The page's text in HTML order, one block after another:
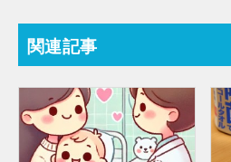
関連記事